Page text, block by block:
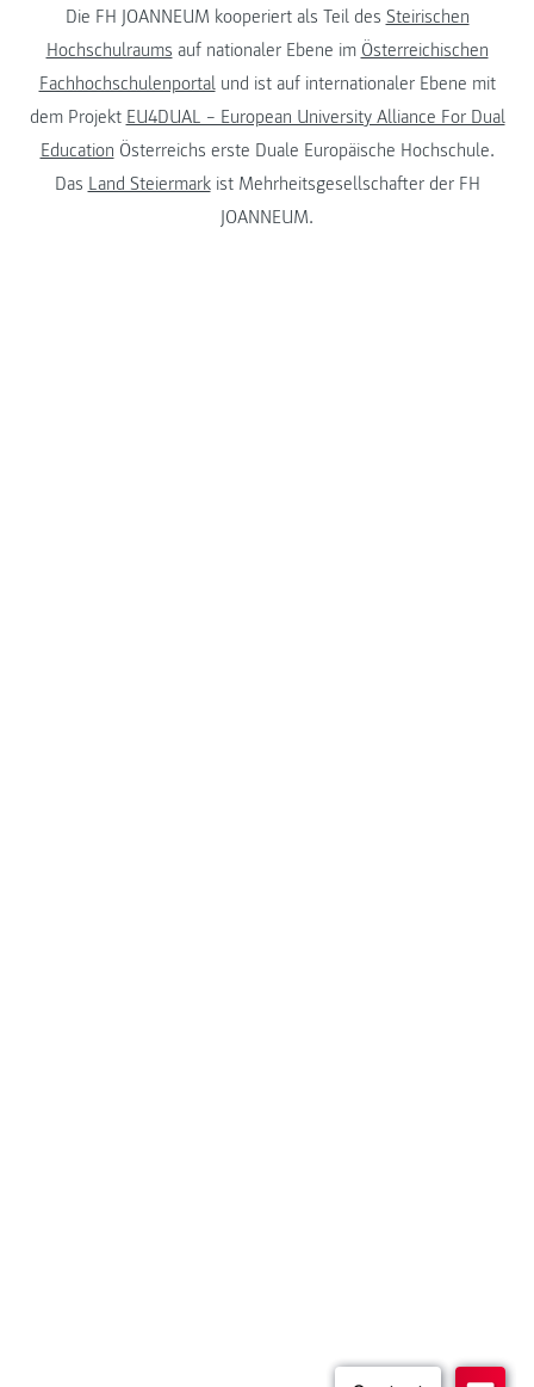
Die FH JOANNEUM kooperiert als Teil des Steirischen
Hochschulraums auf nationaler Ebene im Österreichischen
Fachhochschulenportalund ist auf internationaler Ebene mit
dem Projekt EU4DUAL – European University Alliance For Dual
Education Österreichs erste Duale Europäische Hochschule.
Das Land Steiermarkist Mehrheitsgesellschafter der FH
JOANNEUM.